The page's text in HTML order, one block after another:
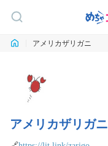
アメリカザリガニ
アメリカザリガニ